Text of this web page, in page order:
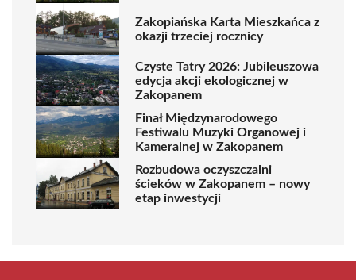
Zakopiańska Karta Mieszkańca z
okazji trzeciej rocznicy
Czyste Tatry 2026: Jubileuszowa
edycja akcji ekologicznej w
Zakopanem
Finał Międzynarodowego
Festiwalu Muzyki Organowej i
Kameralnej w Zakopanem
Rozbudowa oczyszczalni
ścieków w Zakopanem – nowy
etap inwestycji